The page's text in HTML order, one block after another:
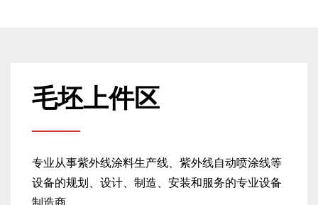
毛坯上件区
专业从事紫外线涂料生产线、紫外线自动喷涂线等
设备的规划、设计、制造、安装和服务的专业设备